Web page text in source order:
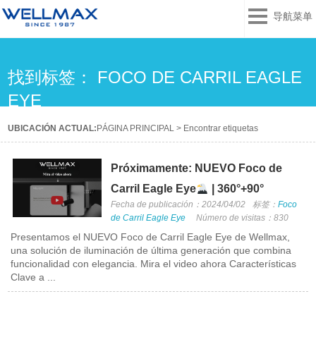
导航菜单
找到标签： FOCO DE CARRIL EAGLE
EYE
UBICACIÓN ACTUAL: PÁGINA PRINCIPAL > Encontrar etiquetas
Próximamente: NUEVO Foco de
Carril Eagle Eye
| 360°+90°
Fecha de publicación：2024/04/02 标签： Foco
de Carril Eagle Eye
Número de visitas：830
Presentamos el NUEVO Foco de Carril Eagle Eye de Wellmax,
una solución de iluminación de última generación que combina
funcionalidad con elegancia. Mira el video ahora Características
Clave a ...